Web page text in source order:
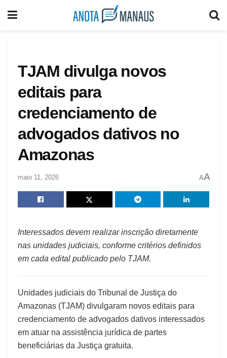
TJAM divulga novos
editais para
credenciamento de
advogados dativos no
Amazonas
maio 11, 2026 AA
Interessados devem realizar inscrição diretamente
nas unidades judiciais, conforme critérios definidos
em cada edital publicado pelo TJAM.
Unidades judiciais do Tribunal de Justiça do
Amazonas (TJAM) divulgaram novos editais para
credenciamento de advogados dativos interessados
em atuar na assistência jurídica de partes
beneficiárias da Justiça gratuita.